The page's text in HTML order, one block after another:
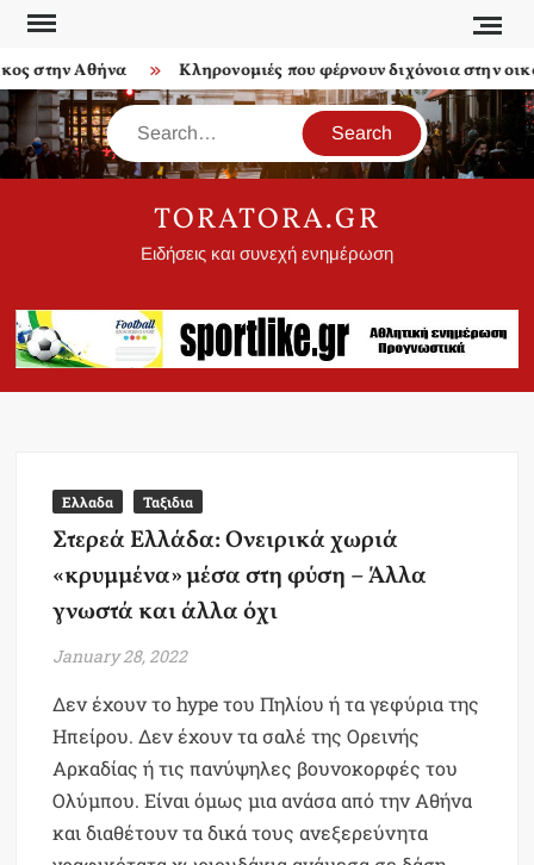
Skip
content
Αθήνα Κληρονομιές που φέρνουν διχόνοια στην
Search
TORATORA.GR
Ειδήσεις και συνεχή ενημέρωση
Ελλαδα Ταξιδια
Στερεά Ελλάδα: Oνειρικά χωριά
«κρυμμένα» μέσα στη φύση – Άλλα
γνωστά και άλλα όχι
January 28, 2022
Δεν έχουν το hype του Πηλίου ή τα γεφύρια της
Ηπείρου. Δεν έχουν τα σαλέ της Ορεινής
Αρκαδίας ή τις πανύψηλες βουνοκορφές του
Ολύμπου. Είναι όμως μια ανάσα από την Αθήνα
και διαθέτουν τα δικά τους ανεξερεύνητα